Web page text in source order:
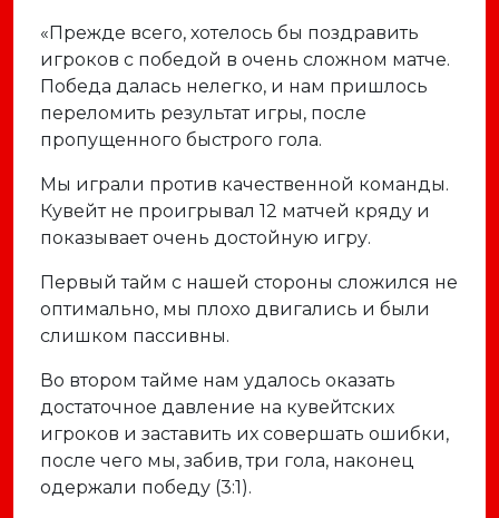
«Прежде всего, хотелось бы поздравить
игроков с победой в очень сложном матче.
Победа далась нелегко, и нам пришлось
переломить результат игры, после
пропущенного быстрого гола.
Мы играли против качественной команды.
Кувейт не проигрывал 12 матчей кряду и
показывает очень достойную игру.
Первый тайм с нашей стороны сложился не
оптимально, мы плохо двигались и были
слишком пассивны.
Во втором тайме нам удалось оказать
достаточное давление на кувейтских
игроков и заставить их совершать ошибки,
после чего мы, забив, три гола, наконец
одержали победу (3:1).